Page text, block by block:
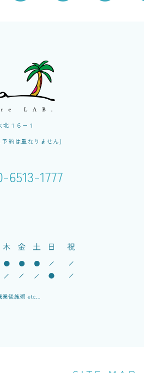
北１６−１
約は重なりません)
6513-1777